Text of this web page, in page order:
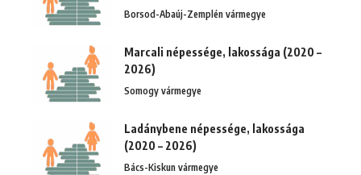
Borsod-Abaúj-Zemplén vármegye
Marcali népessége, lakossága (2020 –
2026)
Somogy vármegye
Ladánybene népessége, lakossága
(2020 – 2026)
Bács-Kiskun vármegye